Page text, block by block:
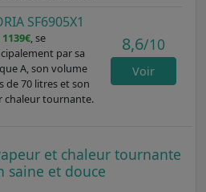
SF6905X1
, se
par sa
A, son volume
de 70 litres et son
chaleur tournante.
8,6/10
Voir
et chaleur tournante
saine et douce